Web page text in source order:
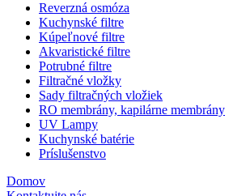
Reverzná osmóza
Kuchynské filtre
Kúpeľnové filtre
Akvaristické filtre
Potrubné filtre
Filtračné vložky
Sady filtračných vložiek
RO membrány, kapilárne membrány
UV Lampy
Kuchynské batérie
Príslušenstvo
Domov